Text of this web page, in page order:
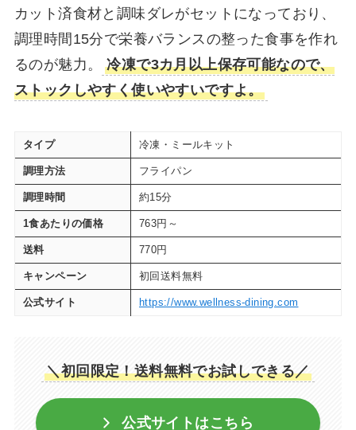
カット済食材と調味ダレがセットになっており、
調理時間15分で栄養バランスの整った食事を作れ
るのが魅力。
冷凍で3カ月以上保存可能なので、
ストックしやすく使いやすいですよ。
タイプ 冷凍・ミールキット
調理方法 フライパン
調理時間 約15分
1食あたりの価格 763円～
送料 770円
キャンペーン 初回送料無料
公式サイト https://www.wellness-dining.com
＼初回限定！送料無料でお試しできる／
公式サイトはこちら